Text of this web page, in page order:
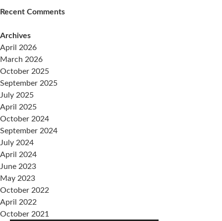
Recent Comments
Archives
April 2026
March 2026
October 2025
September 2025
July 2025
April 2025
October 2024
September 2024
July 2024
April 2024
June 2023
May 2023
October 2022
April 2022
October 2021